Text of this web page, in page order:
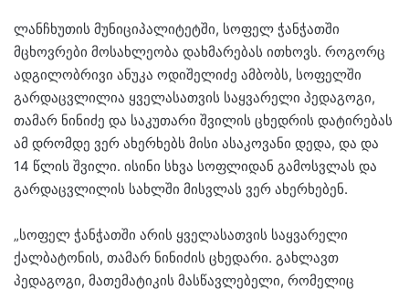
ლანჩხუთის მუნიციპალიტეტში, სოფელ ჭანჭათში
მცხოვრები მოსახლეობა დახმარებას ითხოვს. როგორც
ადგილობრივი ანუკა ოდიშელიძე ამბობს, სოფელში
გარდაცვლილია ყველასათვის საყვარელი პედაგოგი,
თამარ ნინიძე და საკუთარი შვილის ცხედრის დატირებას
ამ დრომდე ვერ ახერხებს მისი ასაკოვანი დედა, და და
14 წლის შვილი. ისინი სხვა სოფლიდან გამოსვლას და
გარდაცვლილის სახლში მისვლას ვერ ახერხებენ.
„სოფელ ჭანჭათში არის ყველასათვის საყვარელი
ქალბატონის, თამარ ნინიძის ცხედარი. გახლავთ
პედაგოგი, მათემატიკის მასწავლებელი, რომელიც